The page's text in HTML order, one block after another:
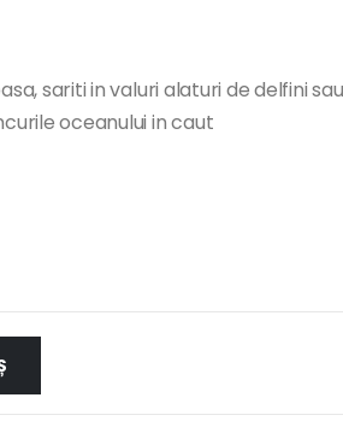
sariti in valuri alaturi de delfini
oceanului in caut